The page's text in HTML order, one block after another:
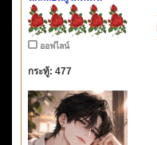
ออฟไลน์
กระทู้: 477